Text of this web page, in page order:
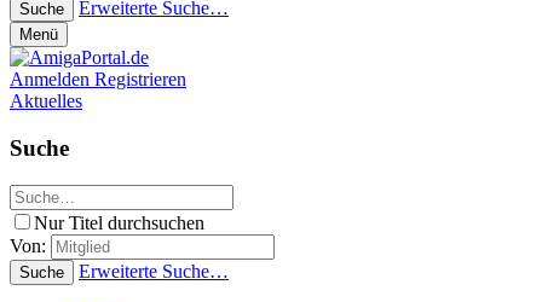
Suche Erweiterte Suche…
Menü
Anmelden Registrieren
Aktuelles
Suche
Nur Titel durchsuchen
Von:
Suche Erweiterte Suche…